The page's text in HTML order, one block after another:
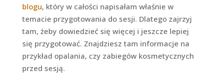
blogu, który w całości napisałam właśnie w
temacie przygotowania do sesji. Dlatego zajrzyj
tam, żeby dowiedzieć się więcej i jeszcze lepiej
się przygotować. Znajdziesz tam informacje na
przykład opalania, czy zabiegów kosmetycznych
przed sesją.